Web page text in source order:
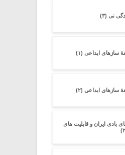
نی (۳)
سازهای ابداعی (۱)
سازهای ابداعی (۲)
بادی ایران و قابلیت های